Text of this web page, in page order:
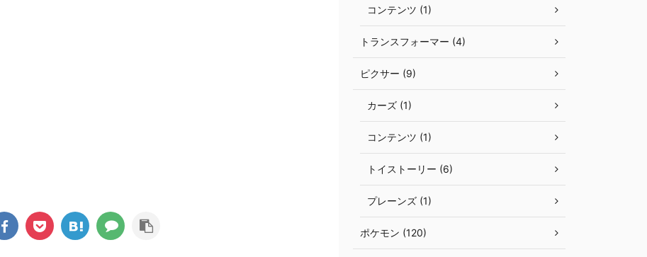
コンテンツ (1)
トランスフォーマー (4)
ピクサー (9)
カーズ (1)
コンテンツ (1)
トイストーリー (6)
プレーンズ (1)
ポケモン (120)